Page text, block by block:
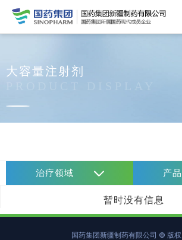
大容量注射剂
治疗领域 产
暂时没有信息
国药集团新疆制药有限公司 © 版